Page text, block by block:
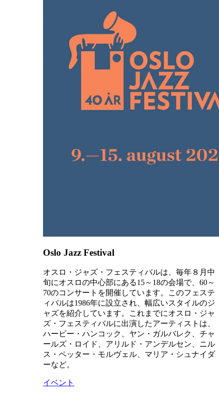
Oslo Jazz Festival
オスロ・ジャズ・フェスティバルは、毎年８月中
旬にオスロの中心部にある15～18の会場で、60～
70のコンサートを開催しています。このフェステ
ィバルは1986年に設立され、幅広いスタイルのジ
ャズを紹介しています。これまでにオスロ・ジャ
ズ・フェスティバルに出演したアーティストは、
ハービー・ハンコック、ヤン・ガルバレク、チャ
ールズ・ロイド、アリルド・アンデルセン、ニル
ス・ペッター・モルヴェル、マリア・シュナイダ
ーなど。
イベント